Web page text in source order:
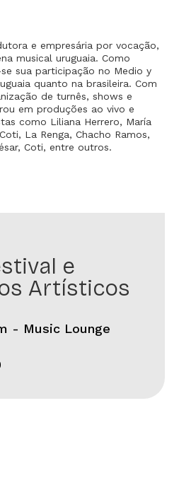
e empresária por vocação,
musical uruguaia. Como
sua participação no Medio y
quanto na brasileira. Com
de turnês, shows e
em produções ao vivo e
como Liliana Herrero, María
La Renga, Chacho Ramos,
Coti, entre outros.
e
Artísticos
- Music Lounge